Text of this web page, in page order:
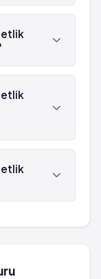
ambalaj'in
ambalaj ,